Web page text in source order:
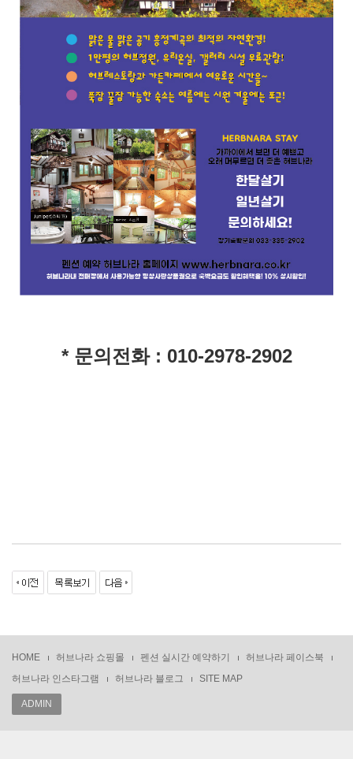
* 문의전화 : 010-2978-2902
HOME 허브나라 쇼핑몰 펜션 실시간 예약하기
허브나라 페이스북
허브나라 인스타그램
허브나라 블로그 SITE MAP
ADMIN